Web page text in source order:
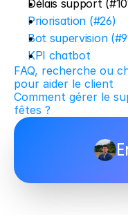
Délais support
Priorisation (#26)
Bot supervision
KPI chatbot
FAQ, recherche ou
pour aider le client
Comment gérer le
fêtes ?